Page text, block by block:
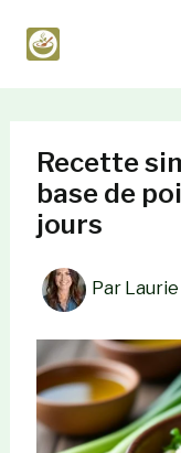
contenu
Recette
base de
jours
Par